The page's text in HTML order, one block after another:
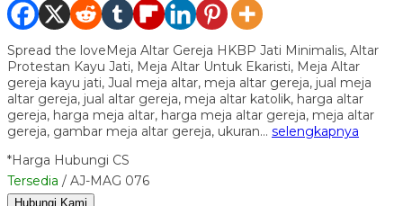
Spread the loveMeja Altar Gereja HKBP Jati Minimalis, Altar
Protestan Kayu Jati, Meja Altar Untuk Ekaristi, Meja Altar
gereja kayu jati, Jual meja altar, meja altar gereja, jual meja
altar gereja, jual altar gereja, meja altar katolik, harga altar
gereja, harga meja altar, harga meja altar gereja, meja altar
gereja, gambar meja altar gereja, ukuran… selengkapnya
*Harga Hubungi CS
Tersedia / AJ-MAG 076
Hubungi Kami